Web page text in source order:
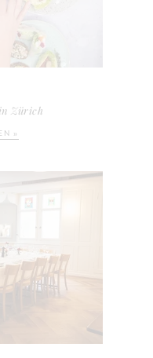
Zürich
»